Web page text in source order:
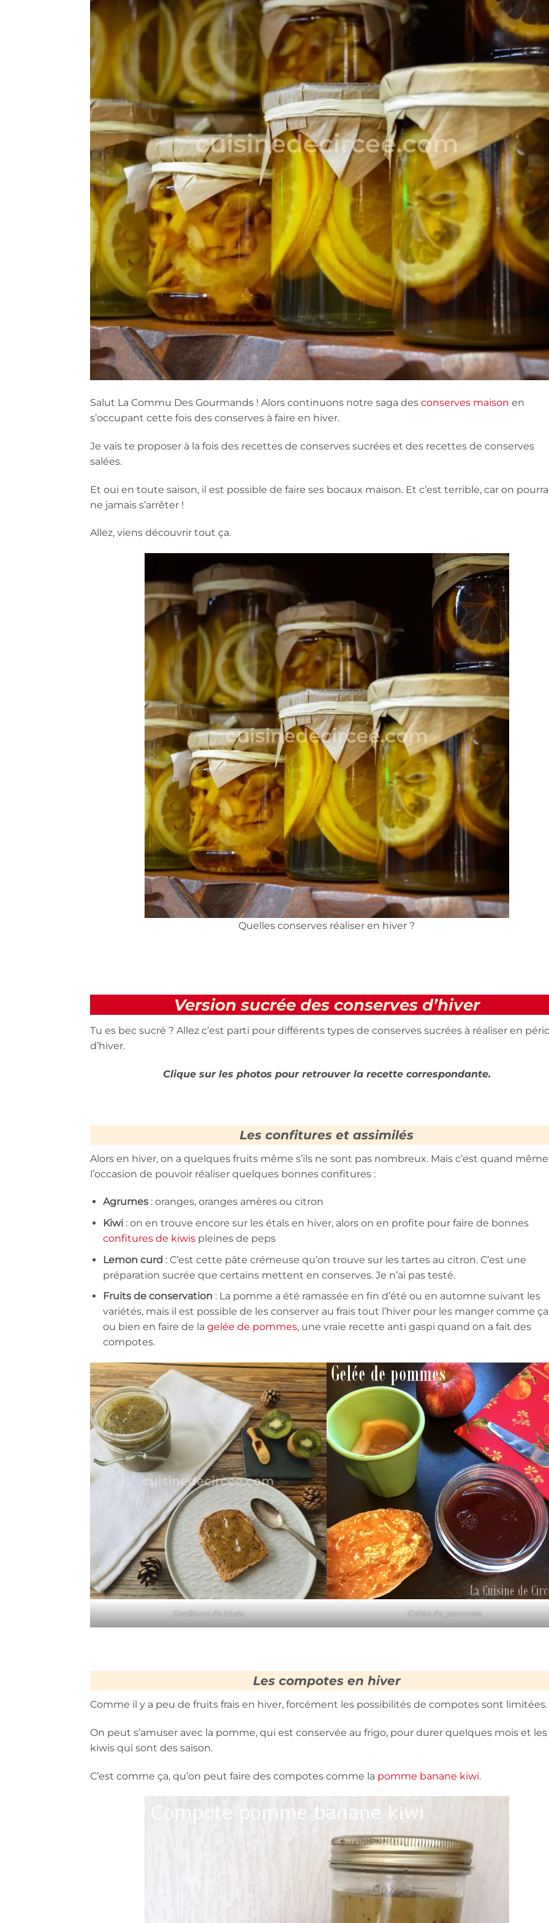
Salut La Commu Des Gourmands ! Alors continuons notre saga des conserves maison en
s’occupant cette fois des conserves à faire en hiver.
Je vais te proposer à la fois des recettes de conserves sucrées et des recettes de conserves
salées.
Et oui en toute saison, il est possible de faire ses bocaux maison. Et c’est terrible, car on
ne jamais s’arrêter !
Allez, viens découvrir tout ça.
Quelles conserves réaliser en hiver ?
Version sucrée des conserves d’hiver
Tu es bec sucré ? Allez c’est parti pour différents types de conserves sucrées à réaliser en
d’hiver.
Clique sur les photos pour retrouver la recette correspondante.
Les confitures et assimilés
Alors en hiver, on a quelques fruits même s’ils ne sont pas nombreux. Mais c’est quand même
l’occasion de pouvoir réaliser quelques bonnes confitures :
Agrumes : oranges, oranges amères ou citron
Kiwi: on en trouve encore sur les étals en hiver, alors on en profite pour faire de bonnes
confitures de kiwispleines de peps
Lemon curd : C’est cette pâte crémeuse qu’on trouve sur les tartes au citron. C’est une
préparation sucrée que certains mettent en conserves. Je n’ai pas testé.
Fruits de conservation : La pomme a été ramassée en fin d’été ou en automne suivant les
variétés, mais il est possible de les conserver au frais tout l’hiver pour les manger comme
ou bien en faire de la gelée de pommes, une vraie recette anti gaspi quand on a fait des
compotes.
Confiture de kiwis Gelée de pommes
Les compotes en hiver
Comme il y a peu de fruits frais en hiver, forcément les possibilités de compotes sont limitées.
On peut s’amuser avec la pomme, qui est conservée au frigo, pour durer quelques mois et les
kiwis qui sont des saison.
C’est comme ça, qu’on peut faire des compotes comme la pomme banane kiwi.